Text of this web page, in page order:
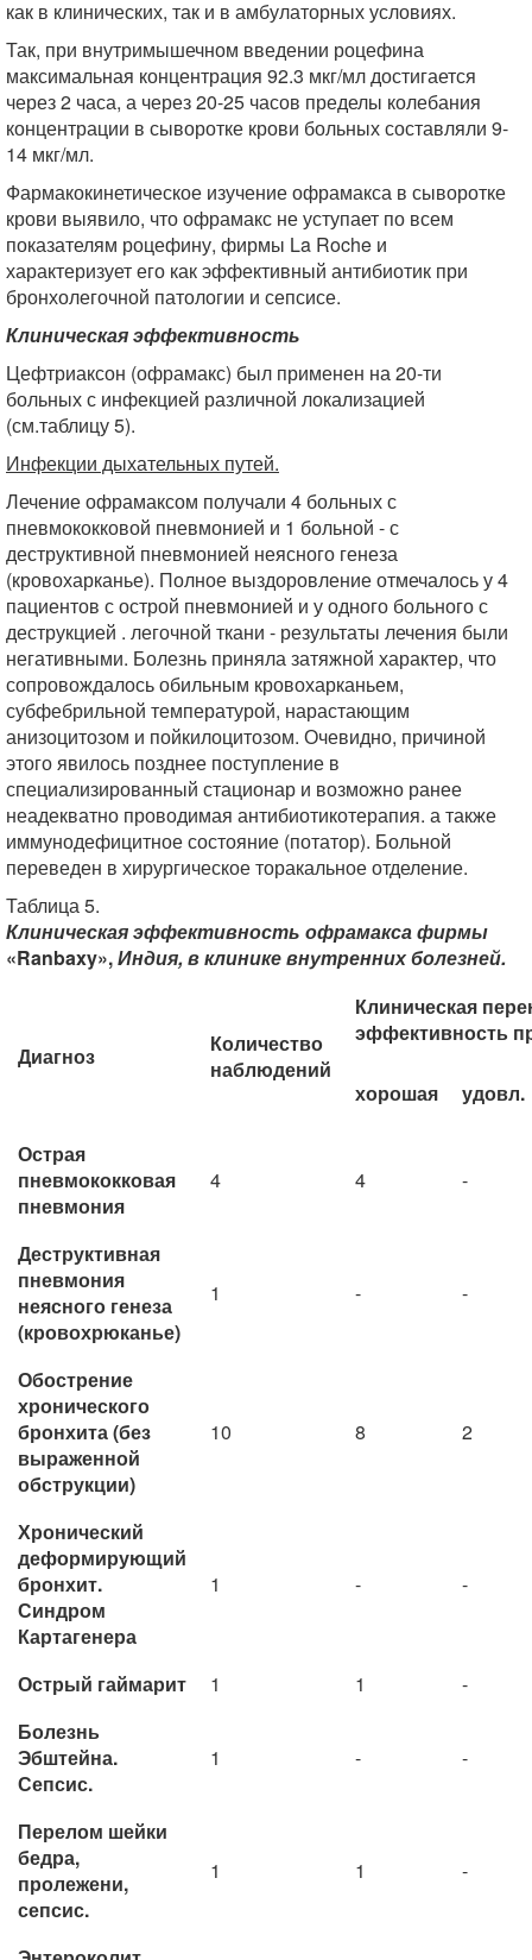
как в клинических, так и в амбулаторных условиях.
Так, при внутримышечном введении роцефина
максимальная концентрация 92.3 мкг/мл достигается
через 2 часа, а через 20-25 часов пределы колебания
концентрации в сыворотке крови больных составляли 9-
14 мкг/мл.
Фармакокинетическое изучение офрамакса в сыворотке
крови выявило, что офрамакс не уступает по всем
показателям роцефину, фирмы La Roche и
характеризует его как эффективный антибиотик при
бронхолегочной патологии и сепсисе.
Клиническая эффективность
Цефтриаксон (офрамакс) был применен на 20-ти
больных с инфекцией различной локализацией
(см.таблицу 5).
Инфекции дыхательных путей.
Лечение офрамаксом получали 4 больных с
пневмококковой пневмонией и 1 больной - с
деструктивной пневмонией неясного генеза
(кровохарканье). Полное выздоровление отмечалось у 4
пациентов с острой пневмонией и у одного больного с
деструкцией . легочной ткани - результаты лечения были
негативными. Болезнь приняла затяжной характер, что
сопровождалось обильным кровохарканьем,
субфебрильной температурой, нарастающим
анизоцитозом и пойкилоцитозом. Очевидно, причиной
этого явилось позднее поступление в
специализированный стационар и возможно ранее
неадекватно проводимая антибиотикотерапия. а также
иммунодефицитное состояние (потатор). Больной
переведен в хирургическое торакальное отделение.
Таблица 5.
Клиническая эффективность офрамакса фирмы
«Ranbaxy»,Индия, в клинике внутренних болезней.
Диагноз
Количество
наблюдений
Клиническая
эффективность
хорошая удовл.
Острая
пневмококковая
пневмония
4 4 -
Деструктивная
пневмония
неясного генеза
(кровохрюканье)
1 - -
Обострение
хронического
бронхита (без
выраженной
обструкции)
10 8 2
Хронический
деформирующий
бронхит.
Синдром
Картагенера
1 - -
Острый гаймарит 1 1
-
Болезнь
Эбштейна.
Сепсис.
1 - -
Перелом шейки
бедра,
пролежени,
сепсис.
1 1 -